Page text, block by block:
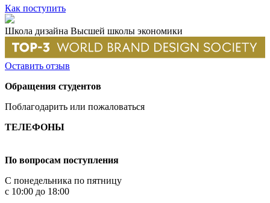
Как поступить
Школа дизайна Высшей школы экономики
Оставить отзыв
Обращения студентов
Поблагодарить или пожаловаться
ТЕЛЕФОНЫ
По вопросам поступления
С понедельника по пятницу
с 10:00 до 18:00